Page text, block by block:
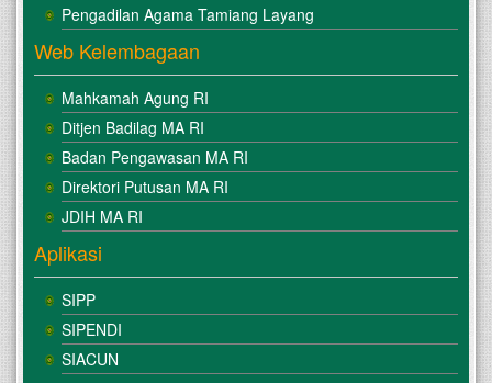
Pengadilan Agama Tamiang Layang
Web Kelembagaan
Mahkamah Agung RI
Ditjen Badilag MA RI
Badan Pengawasan MA RI
Direktori Putusan MA RI
JDIH MA RI
Aplikasi
SIPP
SIPENDI
SIACUN